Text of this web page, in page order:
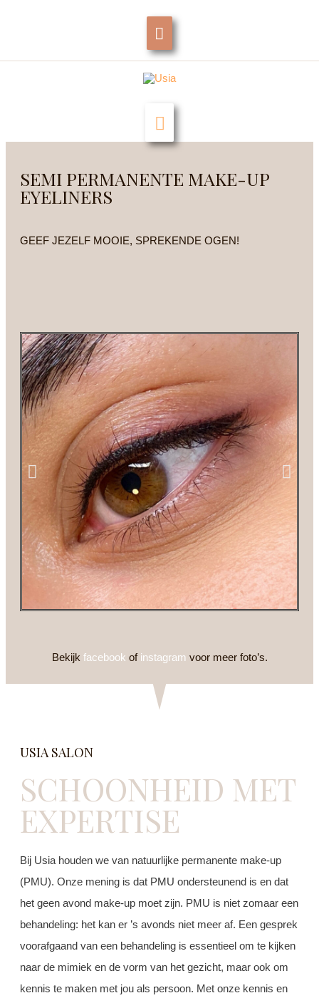
inhoud
BOVEN
HEADER
BALK
HOOFDMENU
SEMI PERMANENTE MAKE-UP
EYELINERS
GEEF JEZELF MOOIE, SPREKENDE OGEN!
Bekijk facebook of instagram voor meer foto’s.
USIA SALON
SCHOONHEID MET
EXPERTISE
Bij Usia houden we van natuurlijke permanente make-up
(PMU). Onze mening is dat PMU ondersteunend is en dat
het geen avond make-up moet zijn. PMU is niet zomaar een
behandeling: het kan er ’s avonds niet meer af. Een gesprek
voorafgaand van een behandeling is essentieel om te kijken
naar de mimiek en de vorm van het gezicht, maar ook om
kennis te maken met jou als persoon. Met onze kennis en